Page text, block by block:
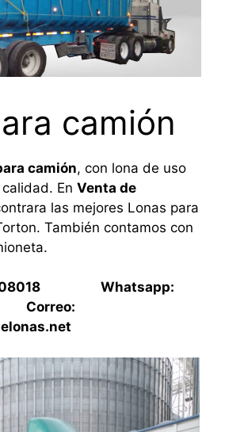
camión
camión, con lona de uso
En Venta de
las mejores Lonas para
También contamos con
Whatsapp:
Correo: